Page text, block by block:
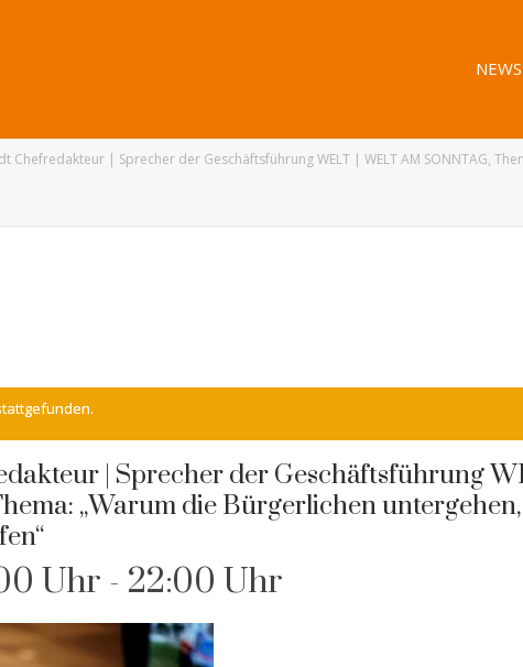
NEWS
Chefredakteur | Sprecher der Geschäftsführung WELT | WELT AM SONNTAG,
| Sprecher der Geschäftsführung
„Warum die Bürgerlichen
Uhr - 22:00 Uhr